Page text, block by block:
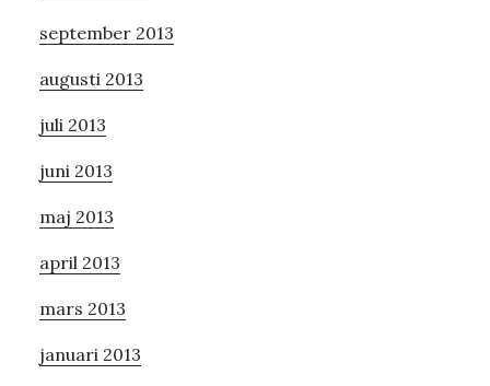
september 2013
augusti 2013
juli 2013
juni 2013
maj 2013
april 2013
mars 2013
januari 2013